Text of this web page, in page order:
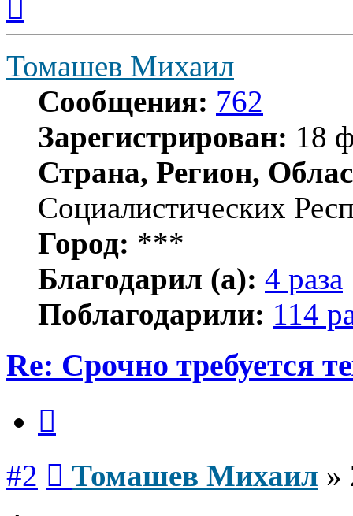
началу
Томашев Михаил
Сообщения: 762
Зарегистрирован: 18
Страна, Регион,
Социалистических
Город: ***
Благодарил (а): 4 раза
Поблагодарили: 114
Re: Срочно требуется
#2 Томашев Михаил »